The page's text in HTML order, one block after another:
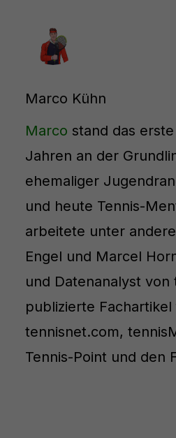
Marco Kühn
Marco stand das
Jahren an der
ehemaliger
und heute Tennis-
arbeitete unter
Engel und Marcel
und Datenanalyst von
publizierte
tennisnet.com,
Tennis-Point und den